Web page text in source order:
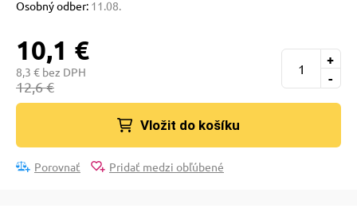
a ohlávky
psov
mačky
mačky
poukazy
Osobný odber: 11.08.
10,1 €
8,3 € bez DPH
12,6 € -
+
Vložit do košíku
Porovnať Pridať medzi obľúbené